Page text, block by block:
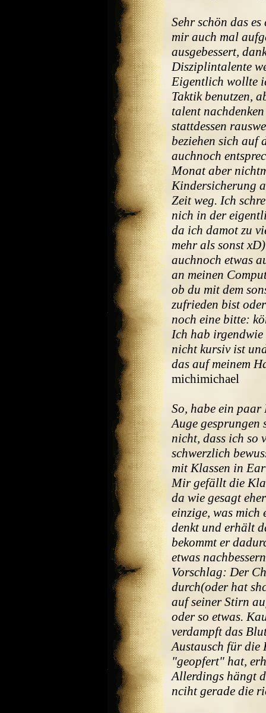
Sehr schön das
mir auch mal
ausgebessert,
Disziplintalente
Eigentlich wollte
Taktik benutzen,
talent
stattdessen
beziehen sich auf
auchnoch
Monat aber
Kindersicherung
Zeit weg. Ich
nich in der
da ich damot zu
mehr als sonst
auchnoch etwas
an meinen
ob du mit dem
zufrieden bist
noch eine bitte:
Ich hab irgendwie
nicht kursiv ist
das auf meinem
michimichael
So, habe ein paar
Auge gesprungen
nicht, dass ich so
schwerzlich
mit Klassen in
Mir gefällt die
da wie gesagt
einzige, was mich
denkt und erhält
bekommt er
etwas
Vorschlag: Der
durch(oder hat
auf seiner Stirn
oder so etwas.
verdampft das
Austausch für die
"geopfert" hat,
Allerdings hängt
nciht gerade die